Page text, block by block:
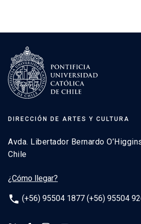
DIRECCIÓN DE ARTES Y CULTURA
Avda. Libertador Bernardo
Chile
¿Cómo llegar?
phone (+56) 95504 1877 (+56) 95504